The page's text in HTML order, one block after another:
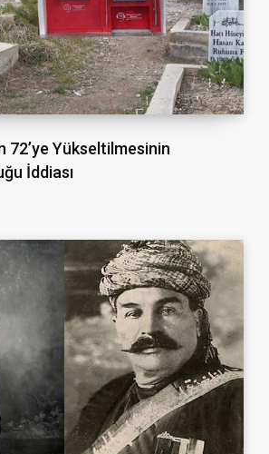
72’ye Yükseltilmesinin
İddiası